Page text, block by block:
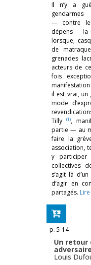
Il n’y a
— contre
dépens — la
lorsque,
de
grenades
acteurs de
fois
il est vrai, un
mode
Tilly
(1),
partie — au
faire la
association,
y participer
collectives
s’agit là
d’agir en
partagés.
p. 5-14
Un retour
Louis